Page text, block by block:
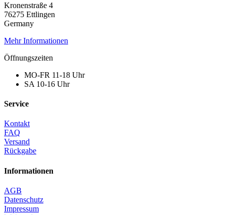
Kronenstraße 4
76275 Ettlingen
Germany
Mehr Informationen
Öffnungszeiten
MO-FR 11-18 Uhr
SA 10-16 Uhr
Service
Kontakt
FAQ
Versand
Rückgabe
Informationen
AGB
Datenschutz
Impressum